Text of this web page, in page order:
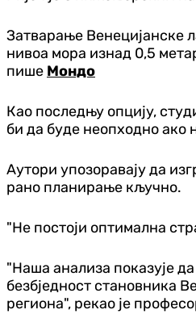
Затварање Венецијанске
нивоа мора изнад 0,5
пише Мондо
Као последњу опцију,
би да буде неопходно ако
Аутори упозоравају да
рано планирање кључно.
"Не постоји оптимална
"Наша анализа показује
безбједност становника
региона", рекао је